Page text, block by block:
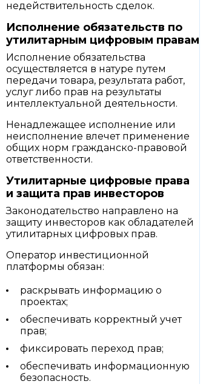
недействительность сделок.
Исполнение обязательств по
утилитарным цифровым правам
Исполнение обязательства
осуществляется в натуре путем
передачи товара, результата работ,
услуг либо прав на результаты
интеллектуальной деятельности.
Ненадлежащее исполнение или
неисполнение влечет применение
общих норм гражданско-правовой
ответственности.
Утилитарные цифровые права
и защита прав инвесторов
Законодательство направлено на
защиту инвесторов как обладателей
утилитарных цифровых прав.
Оператор инвестиционной
платформы обязан:
раскрывать информацию о
проектах;
обеспечивать корректный учет
прав;
фиксировать переход прав;
обеспечивать информационную
безопасность.